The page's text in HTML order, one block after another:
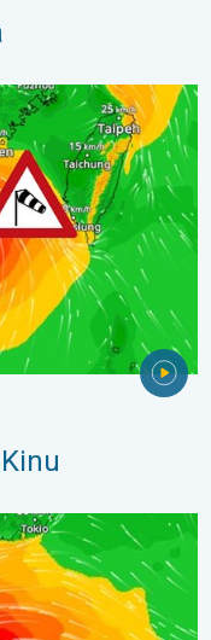
kiše. . . petak, 24.
od klizišta. . .